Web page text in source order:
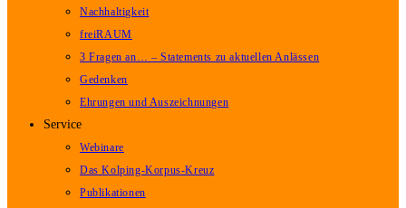
Nachhaltigkeit
freiRAUM
3 Fragen an… – Statements zu aktuellen Anlässen
Gedenken
Ehrungen und Auszeichnungen
Service
Webinare
Das Kolping-Korpus-Kreuz
Publikationen